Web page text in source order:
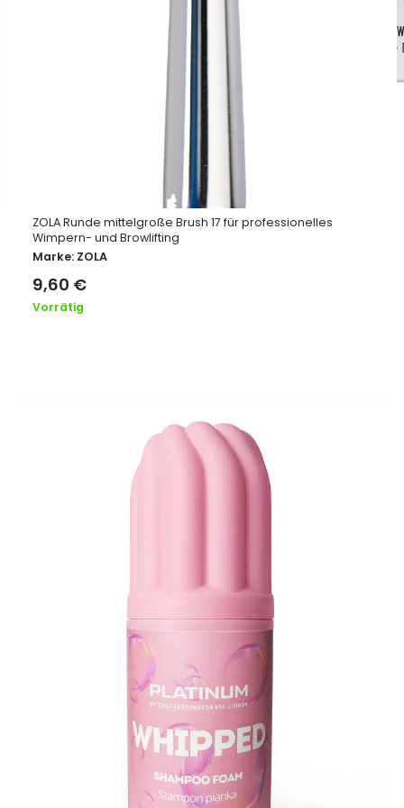
ZOLA Runde mittelgroße Brush 17 für professionelles
Wimpern- und Browlifting
Marke: ZOLA
9,60 €
Vorrätig